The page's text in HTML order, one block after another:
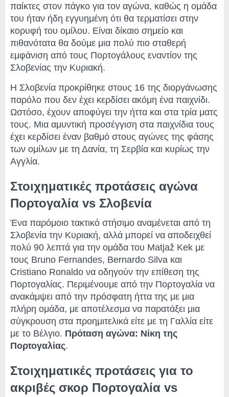
παίκτες στον πάγκο για τον αγώνα, καθώς η ομάδα
του ήταν ήδη εγγυημένη ότι θα τερματίσει στην
κορυφή του ομίλου. Είναι δίκαιο σημείο και
πιθανότατα θα δούμε μια πολύ πιο σταθερή
εμφάνιση από τους Πορτογάλους εναντίον της
Σλοβενίας την Κυριακή.
Η Σλοβενία ​​προκρίθηκε στους 16 της διοργάνωσης
παρόλο που δεν έχει κερδίσει ακόμη ένα παιχνίδι.
Ωστόσο, έχουν αποφύγει την ήττα και στα τρία ματς
τους. Μια αμυντική προσέγγιση στα παιχνίδια τους
έχει κερδίσει έναν βαθμό στους αγώνες της φάσης
των ομίλων με τη Δανία, τη Σερβία και κυρίως την
Αγγλία.
Στοιχηματικές προτάσεις αγώνα
Πορτογαλία vs Σλοβενία
Ένα παρόμοιο τακτικό στήσιμο αναμένεται από τη
Σλοβενία ​​την Κυριακή, αλλά μπορεί να αποδειχθεί
πολύ 90 λεπτά για την ομάδα του Matjaž Kek με
τους Bruno Fernandes, Bernardo Silva και
Cristiano Ronaldo να οδηγούν την επίθεση της
Πορτογαλίας. Περιμένουμε από την Πορτογαλία να
ανακάμψει από την πρόσφατη ήττα της με μια
πλήρη ομάδα, με αποτέλεσμα να παρατάξει μια
σύγκρουση στα προημιτελικά είτε με τη Γαλλία είτε
με το Βέλγιο. Πρόταση αγώνα: Νίκη της
Πορτογαλίας.
Στοιχηματικές προτάσεις για το
ακριβές σκορ Πορτογαλία vs